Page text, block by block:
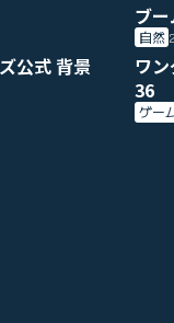
ブ
自然
公式 背景
ワ
36
ゲー